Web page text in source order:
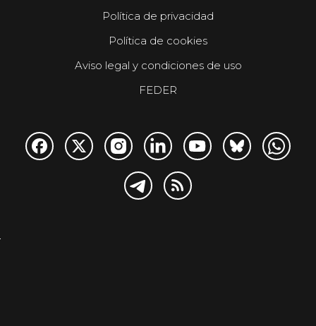
Política de privacidad
Política de cookies
Aviso legal y condiciones de uso
FEDER